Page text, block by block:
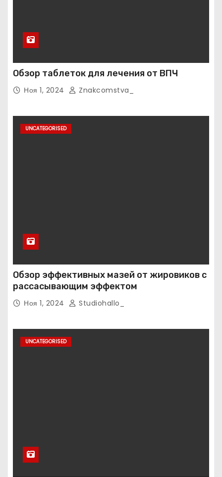
Обзор таблеток для лечения от ВПЧ
Ноя 1, 2024 Znakcomstva_
UNCATEGORISED
Обзор эффективных мазей от жировиков с
рассасывающим эффектом
Ноя 1, 2024 Studiohallo_
UNCATEGORISED